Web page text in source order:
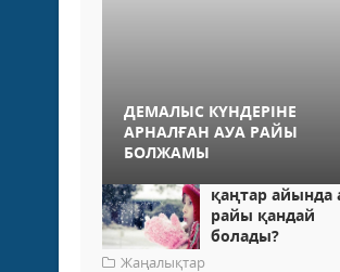
ДЕМАЛЫС КҮНДЕРІНЕ
АРНАЛҒАН АУА РАЙЫ
БОЛЖАМЫ
қаңтар айында
райы қандай
болады?
Жаңалықтар